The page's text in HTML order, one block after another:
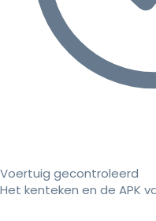
Voertuig gecontroleerd
Het kenteken en de APK